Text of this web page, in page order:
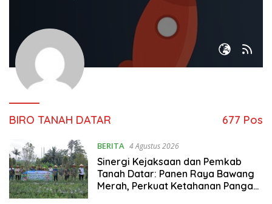
BIRO TANAH DATAR 677 Pos
BERITA 4 Agustus 2026
Sinergi Kejaksaan dan Pemkab
Tanah Datar: Panen Raya Bawang
Merah, Perkuat Ketahanan Pangan